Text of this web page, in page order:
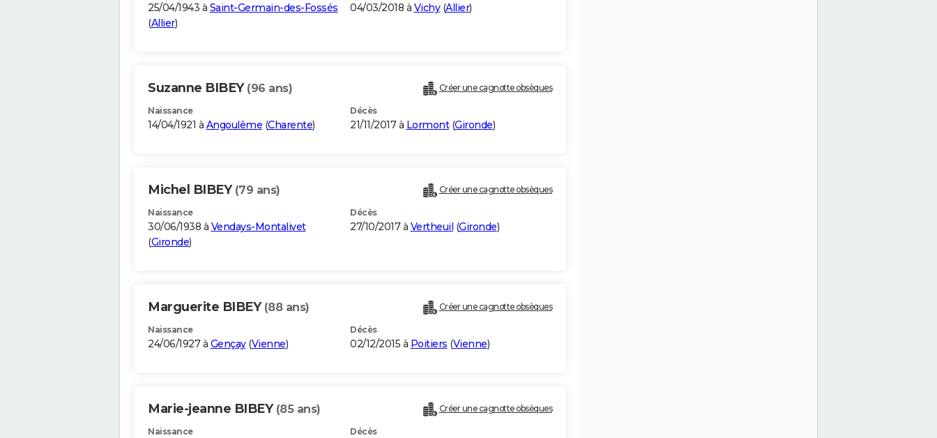
25/04/1943 à Saint-Germain-des-Fossés
(Allier)
04/03/2018 à Vichy(Allier)
Suzanne BIBEY (96 ans) Créer une cagnotte obsèques
Naissance
14/04/1921 à Angoulême (Charente)
Décès
21/11/2017 à Lormont(Gironde)
Michel BIBEY (79 ans) Créer une cagnotte obsèques
Naissance
30/06/1938 à Vendays-Montalivet
(Gironde)
Décès
27/10/2017 à Vertheuil (Gironde)
Marguerite BIBEY (88 ans) Créer une cagnotte obsèques
Naissance
24/06/1927 à Gençay(Vienne)
Décès
02/12/2015 à Poitiers (Vienne)
Marie-jeanne BIBEY (85 ans) Créer une cagnotte obsèques
Naissance Décès